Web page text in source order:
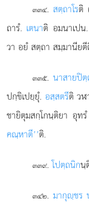
๓๓๔. สตฺถาโรติ
ถารํ. เตนาติ อมนาเปน.
วา อยํ สตฺถา สมฺมานีย
๓๓๕.นาสายปิ
ปกฺขิเปยฺยุํ. อสฺสตรีติ ว
ชายิตุมสกฺโกนฺติยา อุท
คณฺหาตี’’ติ.
๓๓๙.โปตฺถนิกนฺ
๓๔๒. มากุฺชร